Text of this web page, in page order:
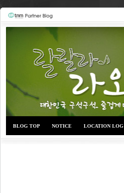
BLOG TOP NOTICE LOCATION LOG